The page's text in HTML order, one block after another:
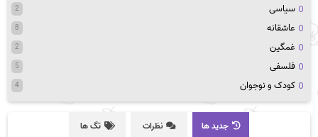
سیاسی 2
عاشقانه 8
غمگین 2
فلسفی 5
کودک و نوجوان 4
جدید ها نظرات تگ ها